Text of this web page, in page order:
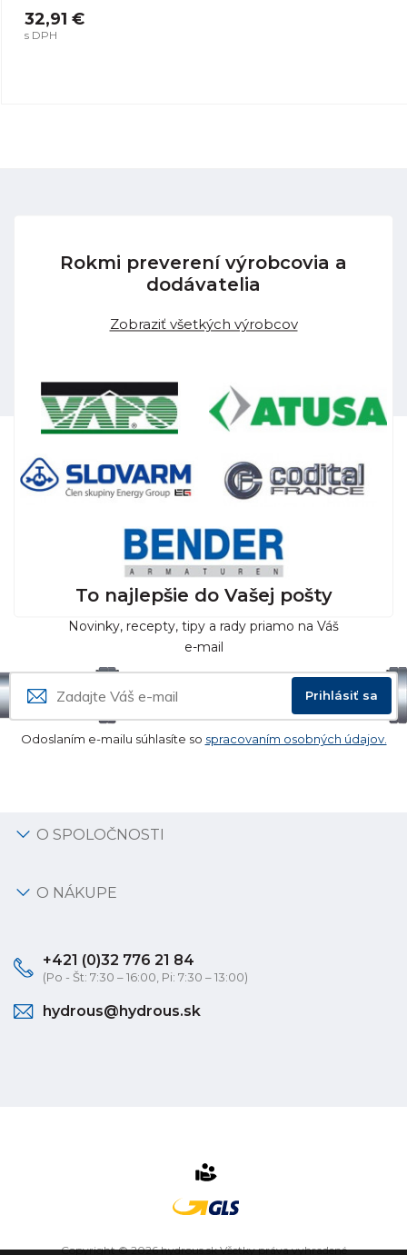
32,91 €
s DPH
Rokmi preverení výrobcovia a
dodávatelia
Zobraziť všetkých výrobcov
To najlepšie do Vašej pošty
Novinky, recepty, tipy a rady priamo na Váš
e-mail
Prihlásiť sa
Odoslaním e-mailu súhlasíte so spracovaním osobných údajov.
O SPOLOČNOSTI
O NÁKUPE
+421 (0)32 776 21 84
(Po - Št: 7:30 – 16:00, Pi: 7:30 – 13:00)
hydrous@hydrous.sk
Copyright © 2026 hydrous.sk Všetky práva vyhradené